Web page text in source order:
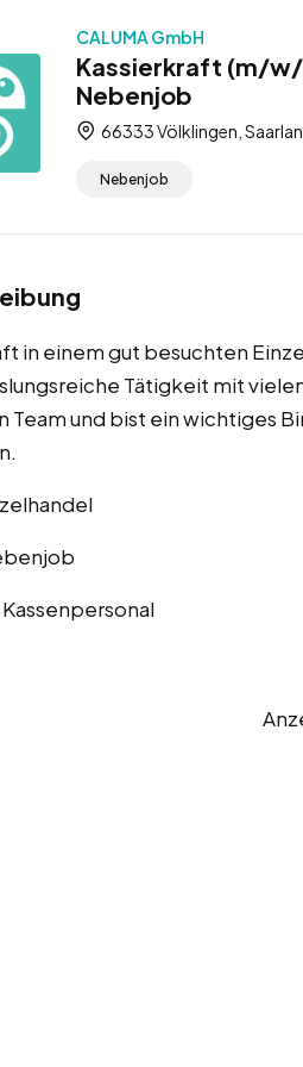
CALUMA GmbH
Kassierkraft (m/
Nebenjob
66333 Völklingen,
Nebenjob
in einem gut besuchten
Tätigkeit mit
Team und bist ein wichtiges
Kassenpersonal